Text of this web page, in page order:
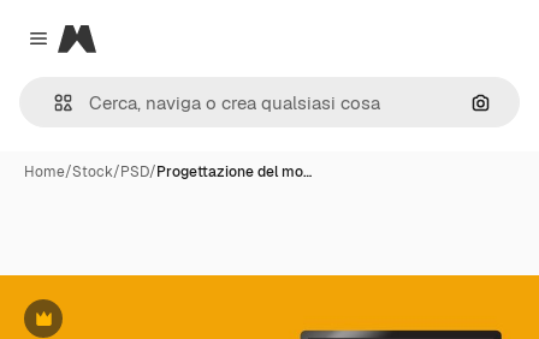
Close menu
Magnific
Cerca
Home/Stock/PSD/Progettazione del mo…
Premium